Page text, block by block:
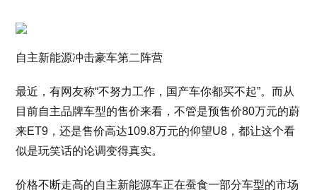
自主新能源冲击豪车第二阵营
最近，有网友称“不努力工作，国产车你都买不起”。而从
目前自主品牌车型的售价来看，不管是预售价80万元的蔚
来ET9，还是售价高达109.8万元的仰望U8，都让这个看
似是玩笑话的论调变得真实。
价格不断走高的自主新能源车正在蚕食一部分车型的市场